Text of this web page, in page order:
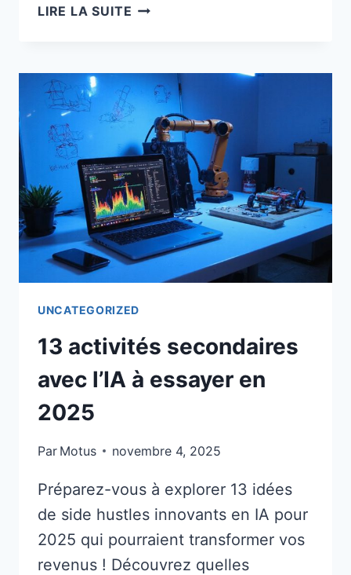
LIRE LA SUITE 20
LIGNE
À
FAIBLE
COÛT
ET
FORT
POTENTIEL
DE
PROFIT
UNCATEGORIZED
13 activités secondaires
avec l’IA à essayer en
2025
Par Motus novembre 4, 2025
Préparez-vous à explorer 13 idées
de side hustles innovants en IA pour
2025 qui pourraient transformer vos
revenus ! Découvrez quelles